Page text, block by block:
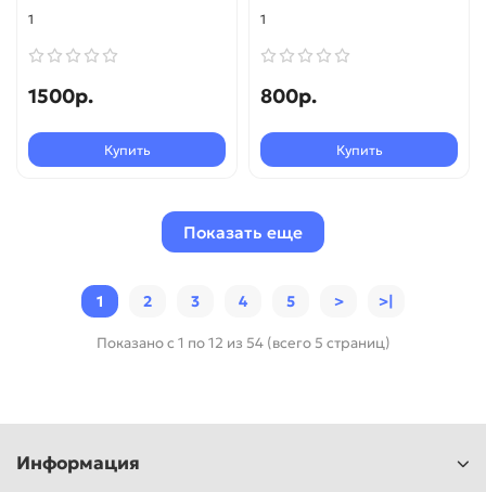
1
1500р.
Купить
1
800р.
Купить
Показать еще
1 2 3 4 5 > >|
Показано с 1 по 12 из 54 (всего 5 страниц)
Информация